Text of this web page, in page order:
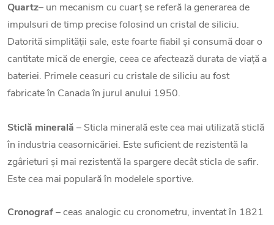
Quartz– un mecanism cu cuarț se referă la generarea de
impulsuri de timp precise folosind un cristal de siliciu.
Datorită simplității sale, este foarte fiabil și consumă doar o
cantitate mică de energie, ceea ce afectează durata de viață a
bateriei. Primele ceasuri cu cristale de siliciu au fost
fabricate în Canada în jurul anului 1950.
Sticlă minerală – Sticla minerală este cea mai utilizată sticlă
în industria ceasornicăriei. Este suficient de rezistentă la
zgârieturi și mai rezistentă la spargere decât sticla de safir.
Este cea mai populară în modelele sportive.
Cronograf– ceas analogic cu cronometru, inventat în 1821